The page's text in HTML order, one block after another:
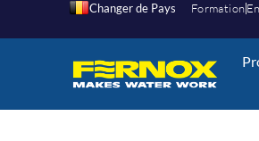
Changer de Pays Formation